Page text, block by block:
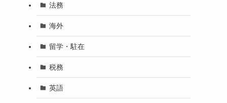
法務
海外
留学・駐在
税務
英語